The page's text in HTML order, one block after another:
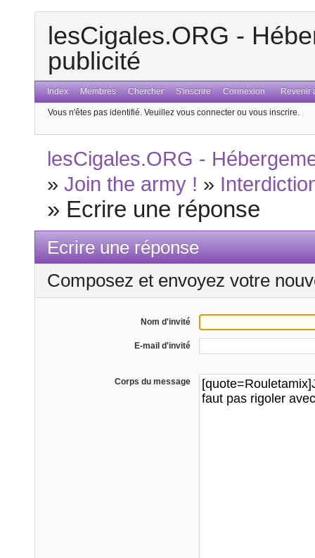
lesCigales.ORG -
publicité
Index Membres Chercher S'inscrire Connexion Revenir
Vous n'êtes pas identifié. Veuillez vous connecter ou vous inscrire.
lesCigales.ORG -
»Join the army ! »
» Ecrire une réponse
Ecrire une réponse
Composez et envoyez votre
Nom d'invité
E-mail d'invité
Corps du message